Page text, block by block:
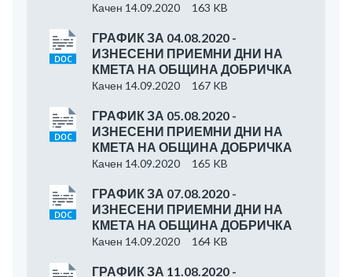
Качен 14.09.2020 163 KB
ГРАФИК ЗА 04.08.2020 -
ИЗНЕСЕНИ ПРИЕМНИ ДНИ НА
КМЕТА НА ОБЩИНА ДОБРИЧКА
Качен 14.09.2020 167 KB
ГРАФИК ЗА 05.08.2020 -
ИЗНЕСЕНИ ПРИЕМНИ ДНИ НА
КМЕТА НА ОБЩИНА ДОБРИЧКА
Качен 14.09.2020 165 KB
ГРАФИК ЗА 07.08.2020 -
ИЗНЕСЕНИ ПРИЕМНИ ДНИ НА
КМЕТА НА ОБЩИНА ДОБРИЧКА
Качен 14.09.2020 164 KB
ГРАФИК ЗА 11.08.2020 -